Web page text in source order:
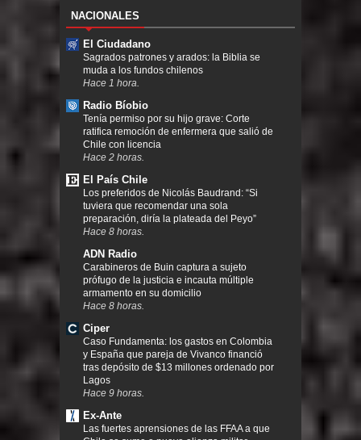
NACIONALES
El Ciudadano
Sagrados patrones y arados: la Biblia se
muda a los fundos chilenos
Hace 1 hora.
Radio Bíobio
Tenía permiso por su hijo grave: Corte
ratifica remoción de enfermera que salió de
Chile con licencia
Hace 2 horas.
El País Chile
Los preferidos de Nicolás Baudrand: “Si
tuviera que recomendar una sola
preparación, diría la plateada del Peyo”
Hace 8 horas.
ADN Radio
Carabineros de Buin captura a sujeto
prófugo de la justicia e incauta múltiple
armamento en su domicilio
Hace 8 horas.
Ciper
Caso Fundamenta: los gastos en Colombia
y España que pareja de Vivanco financió
tras depósito de $13 millones ordenado por
Lagos
Hace 9 horas.
Ex-Ante
Las fuertes aprensiones de las FFAA a que